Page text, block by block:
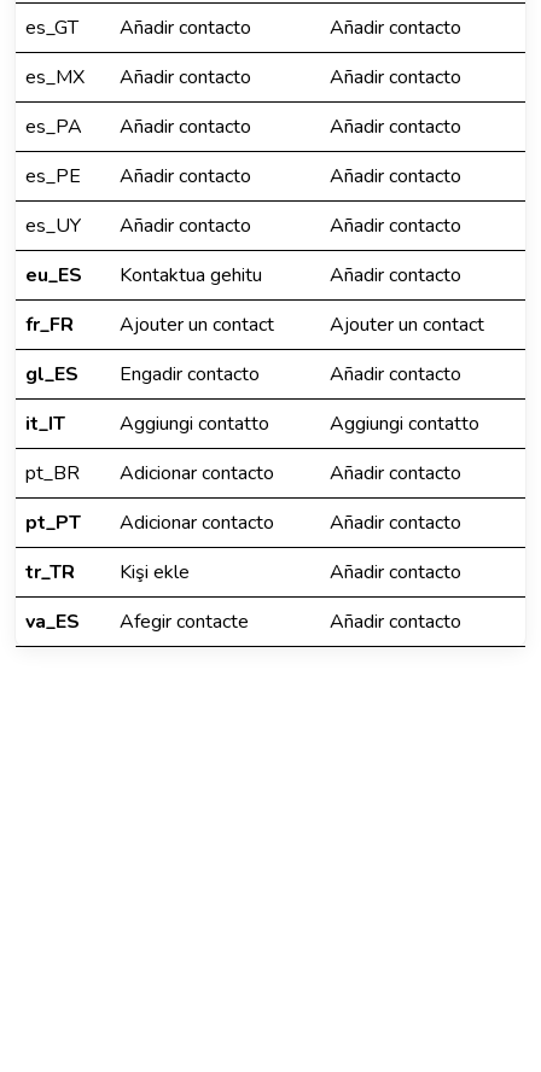
es_GT
Añadir contacto
Añadir contacto
es_MX
Añadir contacto
Añadir contacto
es_PA
Añadir contacto
Añadir contacto
es_PE
Añadir contacto
Añadir contacto
es_UY
Añadir contacto
Añadir contacto
eu_ES
Kontaktua gehitu
Añadir contacto
fr_FR
Ajouter un contact
Ajouter un contact
gl_ES
Engadir contacto
Añadir contacto
it_IT
Aggiungi contatto
Aggiungi contatto
pt_BR
Adicionar contacto
Añadir contacto
pt_PT
Adicionar contacto
Añadir contacto
tr_TR
Kişi ekle
Añadir contacto
va_ES
Afegir contacte Añadir contacto